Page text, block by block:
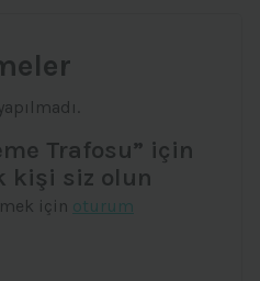
Trafosu” için
kişi siz olun
için oturum